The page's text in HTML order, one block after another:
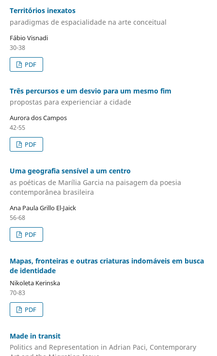
Territ´órios inexatos
paradigmas de espacialidade na arte conceitual
Fábio Visnadi
30-38
PDF
Três percursos e um desvio para um mesmo fim
propostas para experienciar a cidade
Aurora dos Campos
42-55
PDF
Uma geografia sensível a um centro
as poéticas de Marília Garcia na paisagem da poesia
contemporânea brasileira
Ana Paula Grillo El-Jaick
56-68
PDF
Mapas, fronteiras e outras criaturas indomáveis em busca
de identidade
Nikoleta Kerinska
70-83
PDF
Made in transit
Politics and Representation in Adrian Paci, Contemporary